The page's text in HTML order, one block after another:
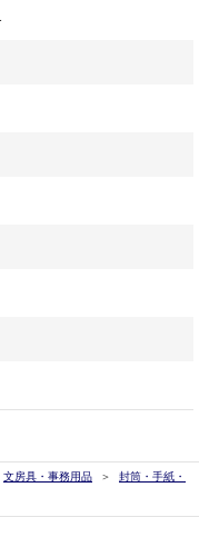
文房具・事務用品
封筒・手紙・